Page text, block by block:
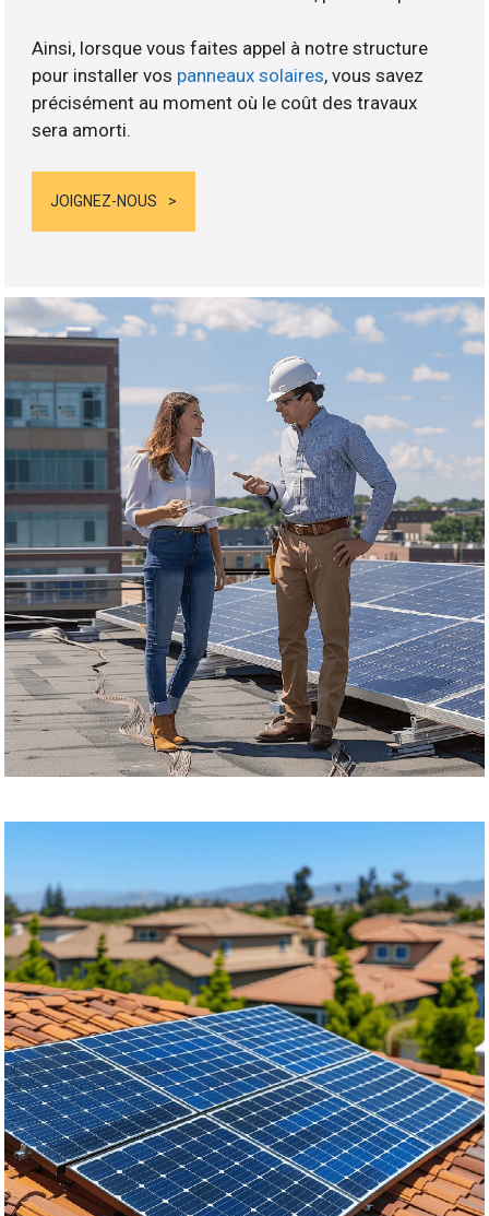
Ainsi, lorsque vous faites appel à notre structure
pour installer vos panneaux solaires, vous savez
précisément au moment où le coût des travaux
sera amorti.
JOIGNEZ-NOUS